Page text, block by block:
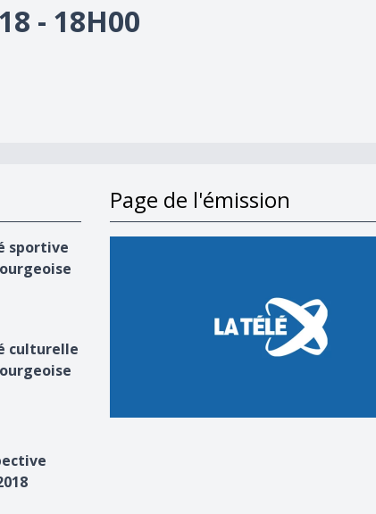
- 18H00
en 2018
sportive
en 2018
culturelle
Page de l'émission